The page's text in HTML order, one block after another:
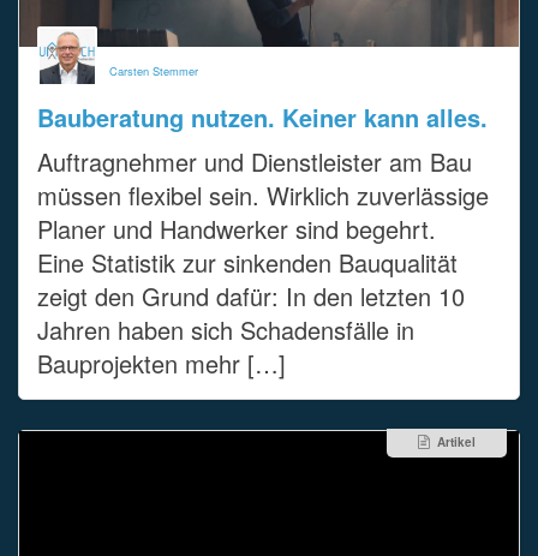
Carsten Stemmer
Bauberatung nutzen. Keiner kann alles.
Auftragnehmer und Dienstleister am Bau
müssen flexibel sein. Wirklich zuverlässige
Planer und Handwerker sind begehrt.
Eine Statistik zur sinkenden Bauqualität
zeigt den Grund dafür: In den letzten 10
Jahren haben sich Schadensfälle in
Bauprojekten mehr […]
Artikel